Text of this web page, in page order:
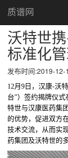
质谱网
首页
沃特世
标准化
发布时间:2019-12-
12月9日，汉康-沃
台”）签约揭牌仪
特世与汉康医药集
的优势，促进双方
技术交流，从而实
药集团及沃特世的